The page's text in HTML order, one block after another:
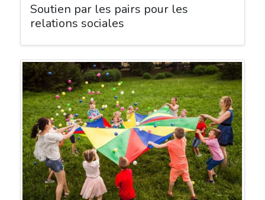
Soutien par les pairs pour les
relations sociales